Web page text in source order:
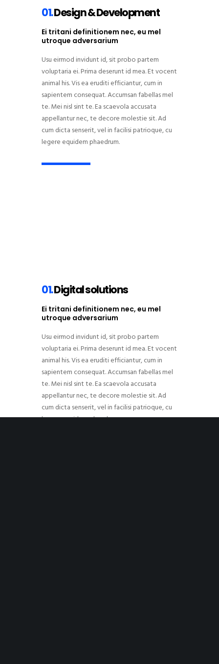
01.Design & Development
Ei tritani definitionem nec, eu mel
utroque adversarium
Usu eirmod invidunt id, sit probo partem
voluptaria ei. Prima deserunt id mea. Et vocent
animal his. Vis ea eruditi efficiantur, cum in
sapientem consequat. Accumsan fabellas mel
te. Mei nisl sint te. Ea scaevola accusata
appellantur nec, te decore molestie sit. Ad
cum dicta senserit, vel in facilisi patrioque, cu
legere equidem phaedrum.
01.Digital solutions
Ei tritani definitionem nec, eu mel
utroque adversarium
Usu eirmod invidunt id, sit probo partem
voluptaria ei. Prima deserunt id mea. Et vocent
animal his. Vis ea eruditi efficiantur, cum in
sapientem consequat. Accumsan fabellas mel
te. Mei nisl sint te. Ea scaevola accusata
appellantur nec, te decore molestie sit. Ad
cum dicta senserit, vel in facilisi patrioque, cu
legere equidem phaedrum.